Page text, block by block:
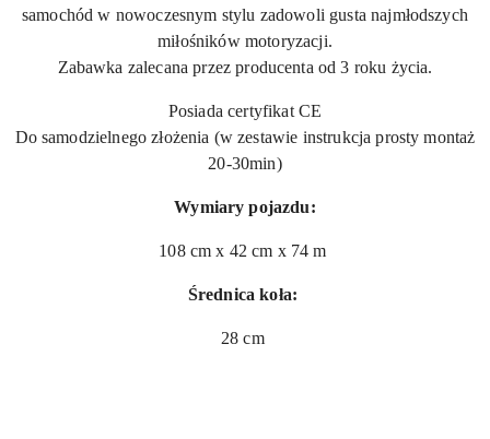
samochód w nowoczesnym stylu zadowoli gusta najmłodszych
miłośników motoryzacji.
Zabawka zalecana przez producenta od 3 roku życia.
Posiada certyfikat CE
Do samodzielnego złożenia (w zestawie instrukcja prosty montaż
20-30min)
Wymiary pojazdu:
108 cm x 42 cm x 74 m
Średnica koła:
28 cm